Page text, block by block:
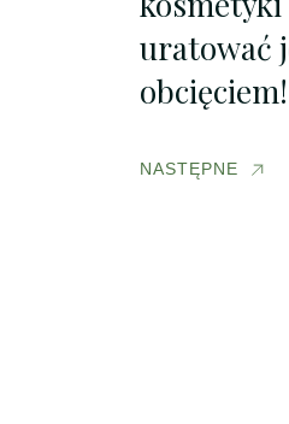
uratować
obcięciem!
NASTĘPNE